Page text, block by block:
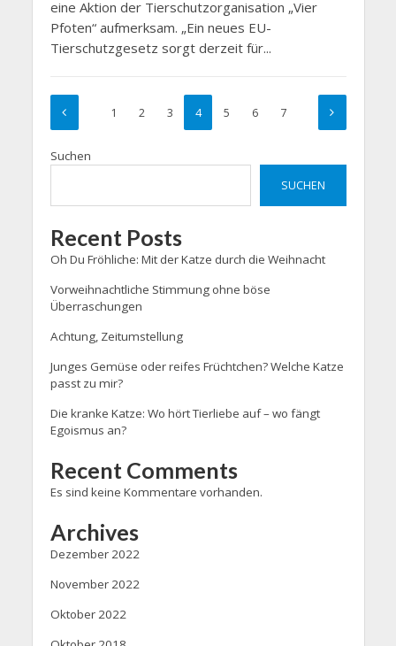
eine Aktion der Tierschutzorganisation „Vier
Pfoten“ aufmerksam. „Ein neues EU-
Tierschutzgesetz sorgt derzeit für...
1 2 3 4 5 6 7
Suchen
SUCHEN
Recent Posts
Oh Du Fröhliche: Mit der Katze durch die Weihnacht
Vorweihnachtliche Stimmung ohne böse
Überraschungen
Achtung, Zeitumstellung
Junges Gemüse oder reifes Früchtchen? Welche Katze
passt zu mir?
Die kranke Katze: Wo hört Tierliebe auf – wo fängt
Egoismus an?
Recent Comments
Es sind keine Kommentare vorhanden.
Archives
Dezember 2022
November 2022
Oktober 2022